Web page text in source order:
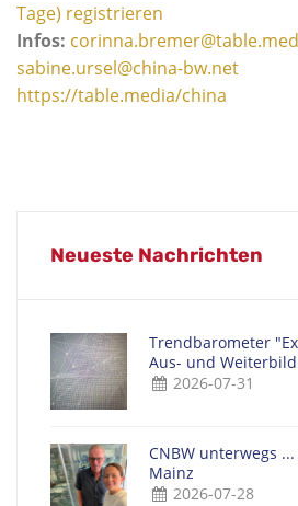
Tage) registrieren
Infos:
sabine.ursel@china-bw.net
https://table.media/china
Neueste Nachrichten
Trendbarometer
Aus- und
2026-07-31
CNBW unterwegs
Mainz
2026-07-28